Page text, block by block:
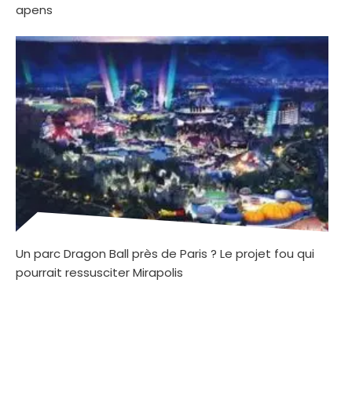
apens
Un parc Dragon Ball près de Paris ? Le projet fou qui
pourrait ressusciter Mirapolis